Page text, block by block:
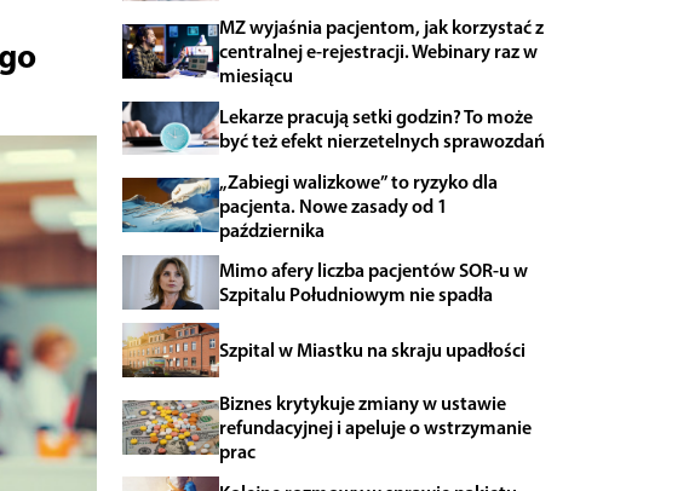
MZ wyjaśnia pacjentom, jak korzystać z
centralnej e-rejestracji. Webinary raz w
miesiącu
Lekarze pracują setki godzin? To może
być też efekt nierzetelnych sprawozdań
„Zabiegi walizkowe” to ryzyko dla
pacjenta. Nowe zasady od 1
października
Mimo afery liczba pacjentów SOR-u w
Szpitalu Południowym nie spadła
Szpital w Miastku na skraju upadłości
Biznes krytykuje zmiany w ustawie
refundacyjnej i apeluje o wstrzymanie
prac